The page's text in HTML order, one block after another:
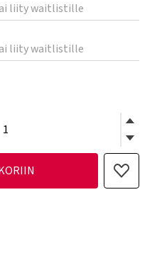
liity waitlistille
liity waitlistille